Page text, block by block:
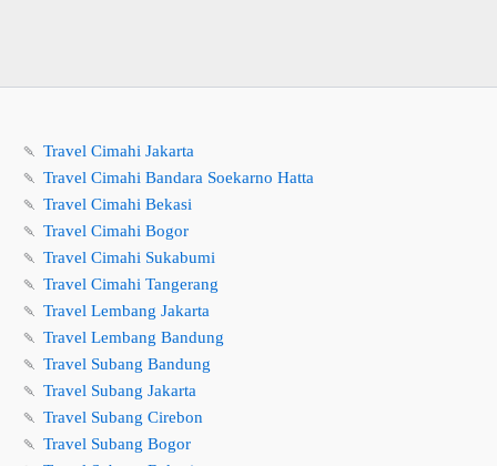
🍡 Travel Cimahi Jakarta
🍡 Travel Cimahi Bandara Soekarno Hatta
🍡 Travel Cimahi Bekasi
🍡 Travel Cimahi Bogor
🍡 Travel Cimahi Sukabumi
🍡 Travel Cimahi Tangerang
🍡 Travel Lembang Jakarta
🍡 Travel Lembang Bandung
🍡 Travel Subang Bandung
🍡 Travel Subang Jakarta
🍡 Travel Subang Cirebon
🍡 Travel Subang Bogor